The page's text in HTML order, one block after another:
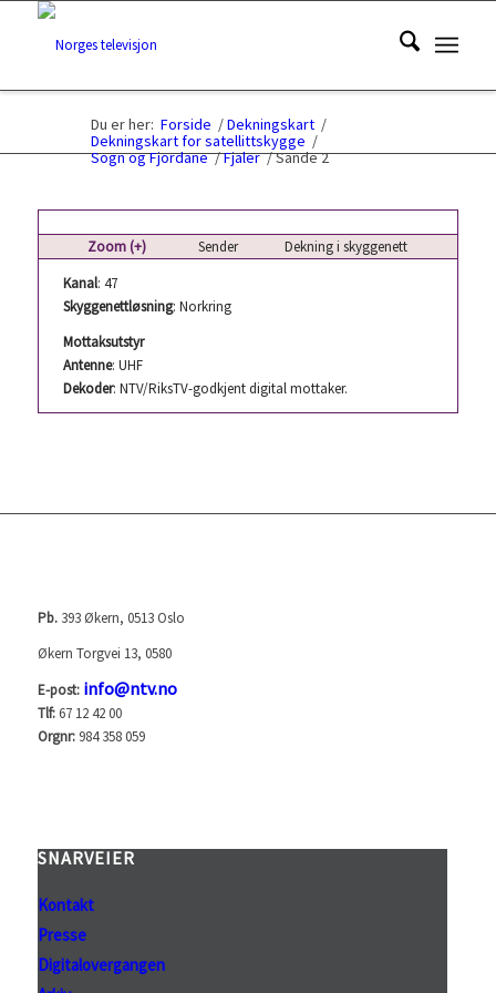
Du er her: Forside /Dekningskart /
Dekningskart for satellittskygge /
Sogn og Fjordane /Fjaler /Sande 2
Zoom (+) Sender
Dekning i skyggenett
Kanal: 47
Skyggenettløsning: Norkring
Mottaksutstyr
Antenne: UHF
Dekoder: NTV/RiksTV-godkjent digital mottaker.
Pb. 393 Økern, 0513 Oslo
Økern Torgvei 13, 0580
E-post: info@ntv.no
Tlf:67 12 42 00
Orgnr:984 358 059
SNARVEIER
Kontakt
Presse
Digitalovergangen